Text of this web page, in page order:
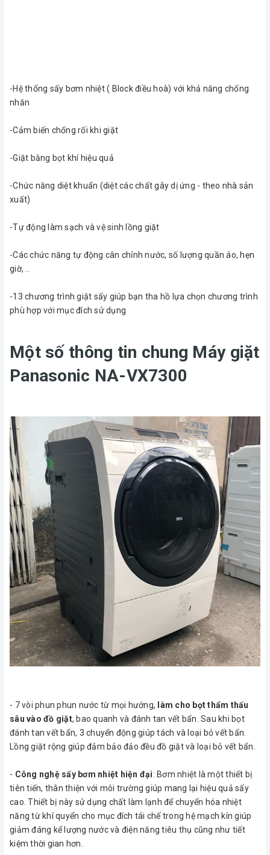
-Hệ thống sấy bơm nhiệt ( Block điều hoà) với khả năng chống
nhăn
-Cảm biến chống rối khi giặt
-Giặt bằng bọt khí hiệu quả
-Chức năng diệt khuẩn (diệt các chất gây dị ứng - theo nhà sản
xuất)
-Tự động làm sạch và vệ sinh lồng giặt
-Các chức năng tự động cân chỉnh nước, số lượng quần áo, hẹn
giờ, ..
-13 chương trình giặt sấy giúp bạn tha hồ lựa chọn chương trình
phù hợp với mục đích sử dụng
Một số thông tin chung Máy giặt
Panasonic NA-VX7300
- 7 vòi phun phun nước từ mọi hướng, làm cho bọt thẩm thấu
sâu vào đồ giặt, bao quanh và đánh tan vết bẩn. Sau khi bọt
đánh tan vết bẩn, 3 chuyển động giúp tách và loại bỏ vết bẩn.
Lồng giặt rộng giúp đảm bảo đảo đều đồ giặt và loại bỏ vết bẩn.
- Công nghệ sấy bơm nhiệt hiện đại: Bơm nhiệt là một thiết bị
tiên tiến, thân thiện với môi trường giúp mang lại hiệu quả sấy
cao. Thiết bị này sử dụng chất làm lạnh để chuyển hóa nhiệt
năng từ khí quyển cho mục đích tái chế trong hệ mạch kín giúp
giảm đáng kể lượng nước và điện năng tiêu thụ cũng như tiết
kiệm thời gian hơn.